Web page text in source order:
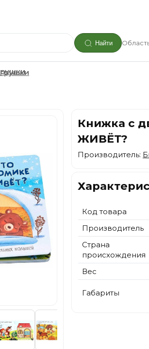
Найти
Книжка с
ЖИВЁТ?
Производитель:
Код товара
Производитель
Страна
происхождения
Вес
Габариты